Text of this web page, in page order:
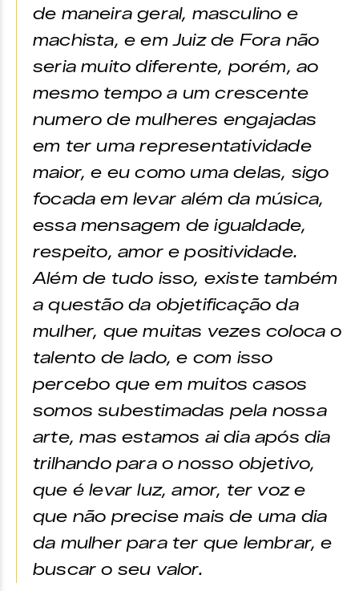
de maneira geral, masculino e
machista, e em Juiz de Fora não
seria muito diferente, porém, ao
mesmo tempo a um crescente
numero de mulheres engajadas
em ter uma representatividade
maior, e eu como uma delas, sigo
focada em levar além da música,
essa mensagem de igualdade,
respeito, amor e positividade.
Além de tudo isso, existe também
a questão da objetificação da
mulher, que muitas vezes coloca o
talento de lado, e com isso
percebo que em muitos casos
somos subestimadas pela nossa
arte, mas estamos ai dia após dia
trilhando para o nosso objetivo,
que é levar luz, amor, ter voz e
que não precise mais de uma dia
da mulher para ter que lembrar, e
buscar o seu valor.